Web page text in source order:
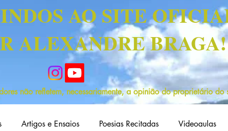
AO SITE
ALEXANDRE BRAGA!
não refletem, necessariamente, a opinião do proprietário do
Artigos e Ensaios Poesias Recitadas Videoaulas